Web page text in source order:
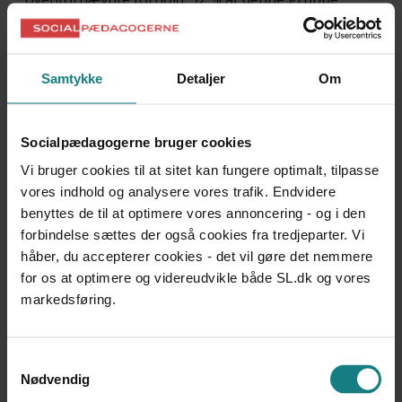
Samtykke Detaljer Om
Socialpædagogerne bruger cookies
Vi bruger cookies til at sitet kan fungere optimalt, tilpasse
vores indhold og analysere vores trafik. Endvidere
benyttes de til at optimere vores annoncering - og i den
forbindelse sættes der også cookies fra tredjeparter. Vi
håber, du accepterer cookies - det vil gøre det nemmere
for os at optimere og videreudvikle både SL.dk og vores
markedsføring.
Nødvendig
respondenter blev ikke lovpligtigt hørt forinden
ændringen blev besluttet.
Hvis et barn eller en ung er anbragt i familiepleje af
kommunen, udbetaler kommunen et plejevederlag til
Hver fjerde respondent har oplevet, at der er sket
ændringer i antallet af plejevederlag, og 82 % af denne
gruppe er blevet sat ned i vederlag, ofte uden at være
blevet hørt forinden.
I hvert fjerde af de tilfælde, hvor vederlag er blevet sat
ned, har begrundelsen været, at kommunen skulle
gennemføre besparelser.
der ske et løbende tilsyn. Dette tilsyn omfatter mindst to
årlige besøg på anbringelsesstedet.